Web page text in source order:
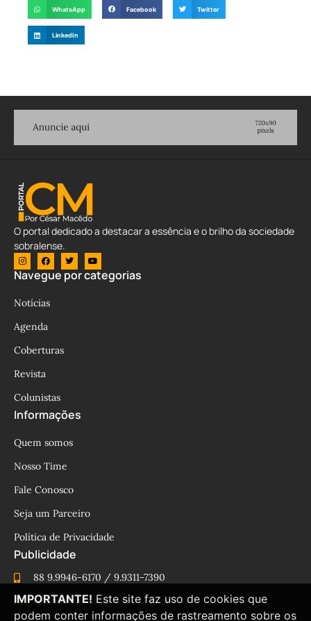
WhatsApp Facebook Twitter
LinkedIn
O portal dedicado a destacar a essência e o brilho da sociedade
sobralense.
Navegue por categorias
Notícias
Agenda
Coberturas
Revista
Colunistas
Informações
Quem somos
Nosso Time
Fale Conosco
Seja um Parceiro
Política de Privacidade
Publicidade
88 9.9946-6170 / 9.9311-7390
cesinhamacedo@yahoo.com.br
IMPORTANTE! Este site faz uso de cookies que
podem conter informações de rastreamento sobre os